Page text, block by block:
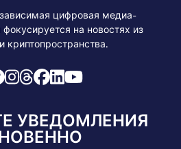
цифровая медиа-
на новостях из
криптопространства.
УВЕДОМЛЕНИЯ